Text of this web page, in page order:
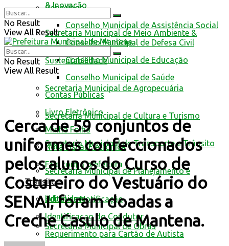
Conselhos
Conselho Municipal de Assistência Social
Conselho Municipal de Defesa Civil
Conselho Municipal de Educação
Conselho Municipal de Saúde
Contas Públicas
Livro Eletrônico
Minha Folha
Nota Fiscal Eletrônica
Fale com a prefeitura
Trânsito
Edital de Notificação
Identificacao do Condutor
Requerimento para Cartão de Autista
& Inovação
Secretaria Municipal de Meio Ambiente &
Sustentabilidade
Secretaria Municipal de Agropecuária
Secretaria Municipal de Cultura e Turismo
Secretaria Municipal de Transporte e Trânsito
Secretaria Municipal de Planejamento e
Urbanismo
Secretaria Municipal de Obras
No Result
View All Result
No Result
View All Result
Cerca de 59 conjuntos de
uniformes confeccionados
pelos alunos do Curso de
Costureiro do Vestuário do
SENAI, foram doadas a
Creche Casulo de Mantena.